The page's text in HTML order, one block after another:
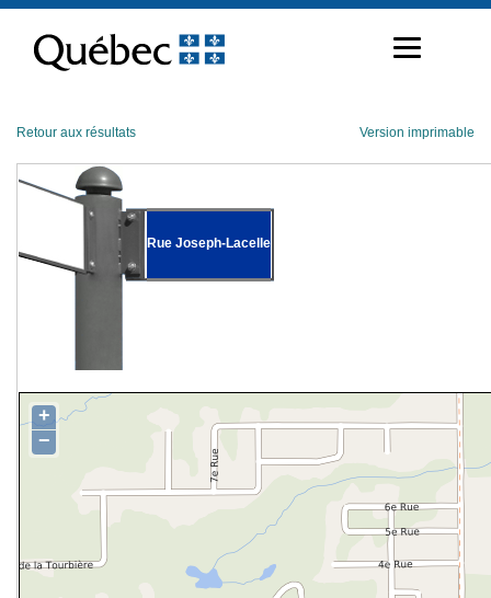
contenu
Retour aux résultats Version imprimable
Rue Joseph-Lacelle
+
−